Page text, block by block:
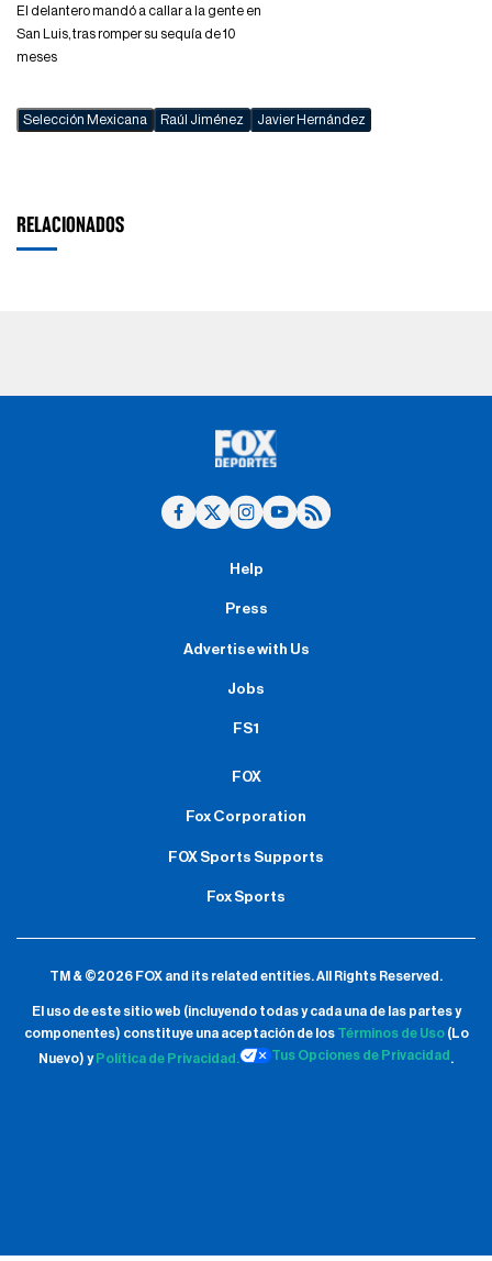
El delantero mandó a callar a la gente en
San Luis, tras romper su sequía de 10
meses
Selección Mexicana Raúl Jiménez Javier Hernández
RELACIONADOS
Help
Press
Advertise with Us
Jobs
FS1
FOX
Fox Corporation
FOX Sports Supports
Fox Sports
TM & ©2026 FOX and its related entities.All Rights Reserved.
El uso de este sitio web (incluyendo todas y cada una de las partes y
componentes) constituye una aceptación de los Términos de Uso(Lo
Nuevo) y Política de Privacidad. Tus Opciones de Privacidad .